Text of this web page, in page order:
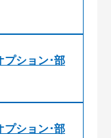
ション･部
ション･部